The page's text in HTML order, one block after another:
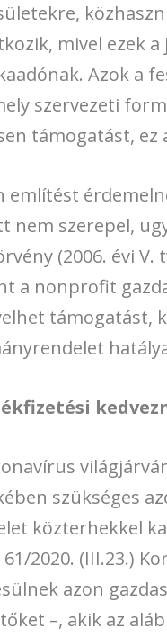
mivel ezek
Azok a
szervezeti
támogatást, ez
említést
nem szerepel,
(2006. évi
a nonprofit
támogatást,
szükséges
közterhekkel
61/2020. (III.23.)
azon
–, akik az